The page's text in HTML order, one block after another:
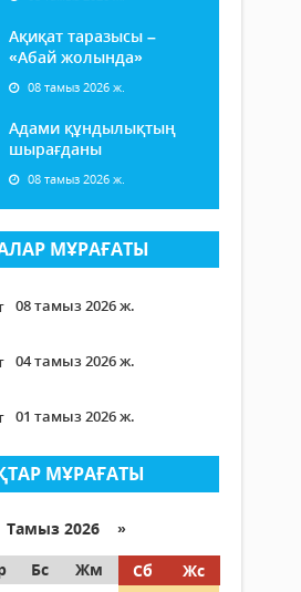
Ақиқат таразысы –
«Абай жолында»
08 тамыз 2026 ж.
Адами құндылықтың
шырағданы
08 тамыз 2026 ж.
МҰРАҒАТЫ
08 тамыз 2026 ж.
04 тамыз 2026 ж.
01 тамыз 2026 ж.
МҰРАҒАТЫ
Тамыз 2026 »
Бс Жм Сб
Жс